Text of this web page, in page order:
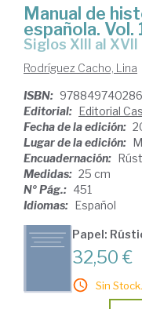
Manual de
española. Vol.
siglos XIII al XVII
Rodríguez Cacho, Lina
ISBN:
Editorial: Editorial
Fecha de la edición:
Lugar de la edición:
Encuadernación:
Medidas: 25 cm
Nº Pág.: 451
Idiomas: Español
Papel:
32,50 €
Sin